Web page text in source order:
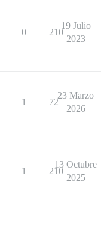
0 210
19 Julio
2023
1 72
23 Marzo
2026
1 210
13 Octubre
2025